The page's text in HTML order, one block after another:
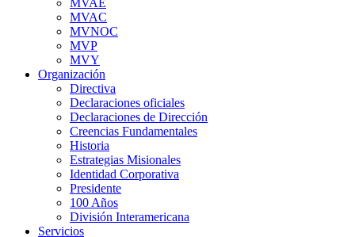
MVAE
MVAC
MVNOC
MVP
MVY
Organización
Directiva
Declaraciones oficiales
Declaraciones de Dirección
Creencias Fundamentales
Historia
Estrategias Misionales
Identidad Corporativa
Presidente
100 Años
División Interamericana
Servicios